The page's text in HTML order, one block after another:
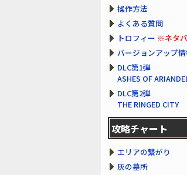
操作方法
よくある質問
トロフィー ※ネタ
バージョンアップ
DLC第1弾
ASHES OF
DLC第2弾
THE RINGED CITY
攻略チャート
エリアの繋がり
灰の墓所